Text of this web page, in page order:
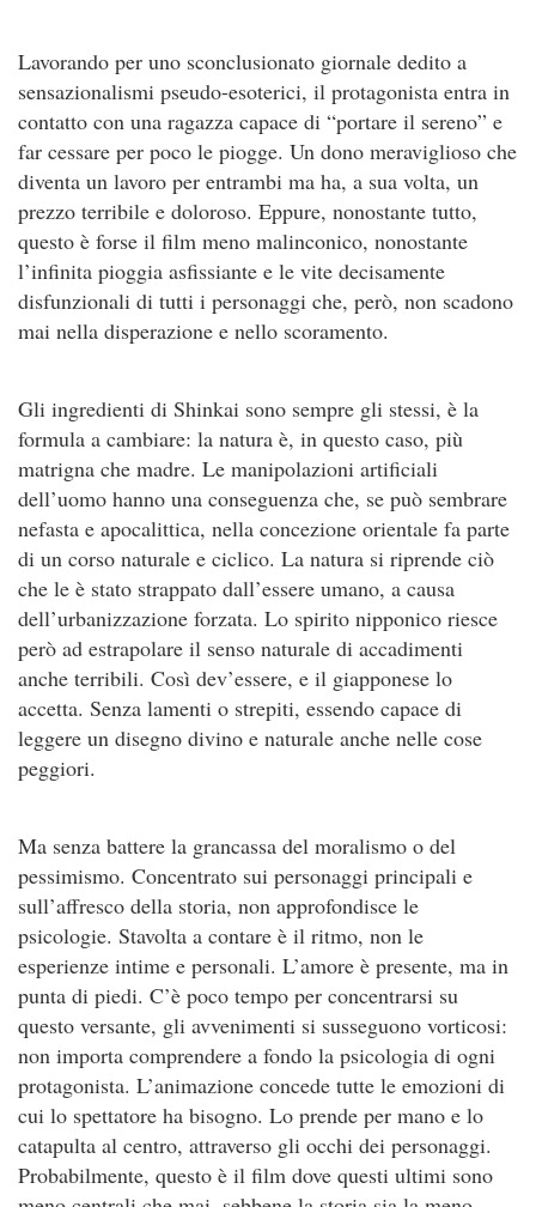
Lavorando per uno sconclusionato giornale dedito a
sensazionalismi pseudo-esoterici, il protagonista entra in
contatto con una ragazza capace di “portare il sereno” e
far cessare per poco le piogge. Un dono meraviglioso che
diventa un lavoro per entrambi ma ha, a sua volta, un
prezzo terribile e doloroso. Eppure, nonostante tutto,
questo è forse il film meno malinconico, nonostante
l’infinita pioggia asfissiante e le vite decisamente
disfunzionali di tutti i personaggi che, però, non scadono
mai nella disperazione e nello scoramento.
Gli ingredienti di Shinkai sono sempre gli stessi, è la
formula a cambiare: la natura è, in questo caso, più
matrigna che madre. Le manipolazioni artificiali
dell’uomo hanno una conseguenza che, se può sembrare
nefasta e apocalittica, nella concezione orientale fa parte
di un corso naturale e ciclico. La natura si riprende ciò
che le è stato strappato dall’essere umano, a causa
dell’urbanizzazione forzata. Lo spirito nipponico riesce
però ad estrapolare il senso naturale di accadimenti
anche terribili. Così dev’essere, e il giapponese lo
accetta. Senza lamenti o strepiti, essendo capace di
leggere un disegno divino e naturale anche nelle cose
peggiori.
Ma senza battere la grancassa del moralismo o del
pessimismo. Concentrato sui personaggi principali e
sull’affresco della storia, non approfondisce le
psicologie. Stavolta a contare è il ritmo, non le
esperienze intime e personali. L’amore è presente, ma in
punta di piedi. C’è poco tempo per concentrarsi su
questo versante, gli avvenimenti si susseguono vorticosi:
non importa comprendere a fondo la psicologia di ogni
protagonista. L’animazione concede tutte le emozioni di
cui lo spettatore ha bisogno. Lo prende per mano e lo
catapulta al centro, attraverso gli occhi dei personaggi.
Probabilmente, questo è il film dove questi ultimi sono